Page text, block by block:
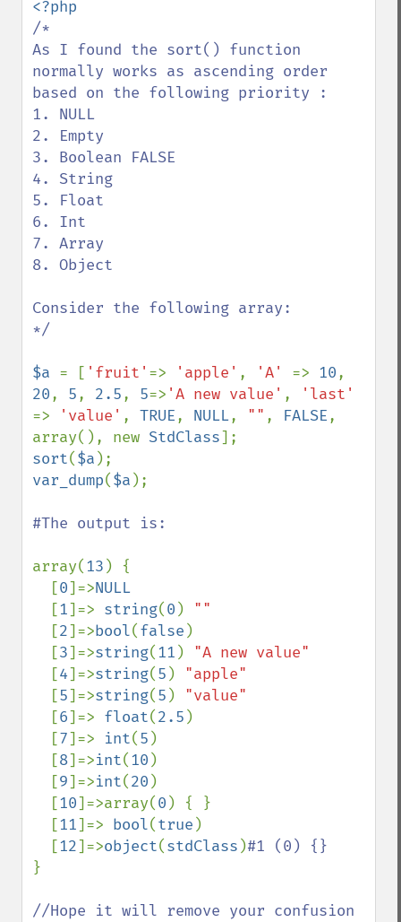
/*
As I found the sort() function
normally works as ascending order
based on the following priority :
1. NULL
2. Empty
3. Boolean FALSE
4. String
5. Float
6. Int
7. Array
8. Object
Consider the following array:
*/
$a = [ 'fruit' => 'apple' , 'A' => 10
20, 5, 2.5, 5=> 'A new value' ,
=>
'value' , TRUE, NULL, "" , FALSE,
array(), new StdClass
sort($a
var_dump($a );
#The output is:
array(13 ) {
  [
0]=>NULL
[1]=> string(0 ) ""
[2]=>bool(false )
  [
3]=>string(11 ) "A new value"
[4]=>string(5 ) "apple"
[5]=>string(5 ) "value"
[6]=> float(2.5 )
  [
7]=> int(5 )
  [
8]=>int(10 )
  [
9]=>int(20 )
  [
10]=>array(0 ) { }
  [
11]=> bool(true )
  [
12]=>object(stdClass )
}
//Hope it will remove your confusion